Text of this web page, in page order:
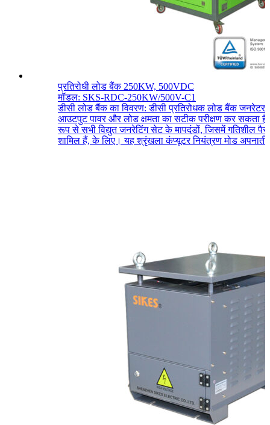
प्रतिरोधी लोड बैंक 250KW, 500VDC
मॉडल: SKS-RDC-250KW/500V-C1
डीसी लोड बैंक का विवरण: डीसी प्रतिरोधक लोड बैंक जनरेटर
आउटपुट पावर और लोड क्षमता का सटीक परीक्षण कर सकता
रूप से सभी विद्युत जनरेटिंग सेट के मापदंडों, जिसमें गतिशील
शामिल हैं, के लिए। यह श्रृंखला कंप्यूटर नियंत्रण मोड अपनाती